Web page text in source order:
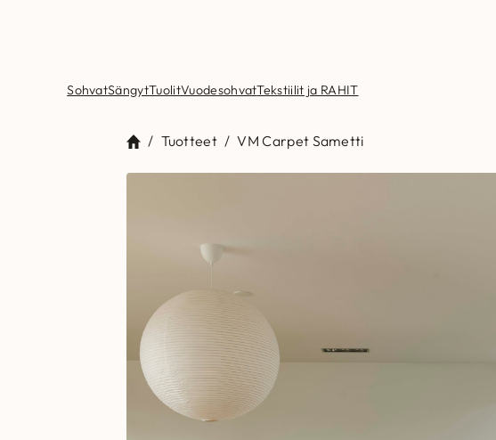
SohvatSängytTuolitVuodesohvatTekstiilit ja RAHIT
/ Tuotteet / VM Carpet Sametti